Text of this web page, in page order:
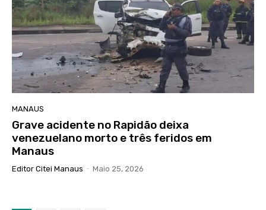
MANAUS
Grave acidente no Rapidão deixa
venezuelano morto e três feridos em
Manaus
Editor Citei Manaus - Maio 25, 2026